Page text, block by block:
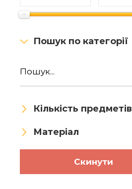
Пошук по категорії
Кількість предметів
Матеріал
Скинути